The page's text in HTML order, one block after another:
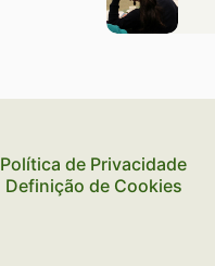
Política de Privacidade
Definição de Cookies